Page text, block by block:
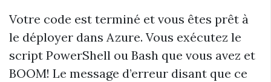
Votre code est terminé et vous êtes prêt à
le déployer dans Azure. Vous exécutez le
script PowerShell ou Bash que vous avez et
BOOM! Le message d’erreur disant que ce